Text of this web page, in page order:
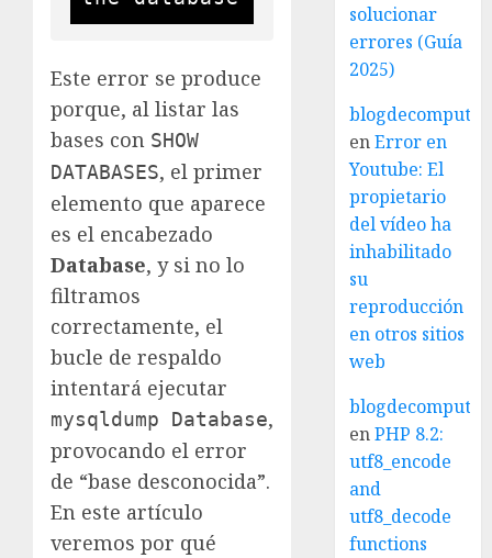
Este error se produce
porque, al listar las
bases con SHOW
DATABASES, el primer
elemento que aparece
es el encabezado
Database, y si no lo
filtramos
correctamente, el
bucle de respaldo
intentará ejecutar
mysqldump Database,
provocando el error
de “base desconocida”.
En este artículo
veremos por qué
solucionar
errores (Guía
2025)
enError en
Youtube: El
propietario
del vídeo ha
inhabilitado
su
reproducción
en otros sitios
web
enPHP 8.2:
utf8_encode
and
utf8_decode
functions